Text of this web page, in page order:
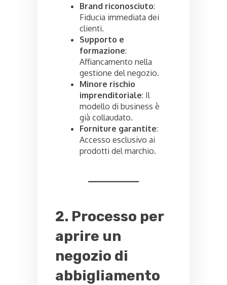
Brand riconosciuto:
Fiducia immediata dei
clienti.
Supporto e
formazione:
Affiancamento nella
gestione del negozio.
Minore rischio
imprenditoriale: Il
modello di business è
già collaudato.
Forniture garantite:
Accesso esclusivo ai
prodotti del marchio.
2. Processo per
aprire un
negozio di
abbigliamento